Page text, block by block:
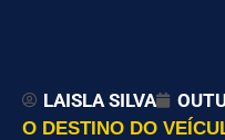
LAISLA SILVA
O DESTINO DO